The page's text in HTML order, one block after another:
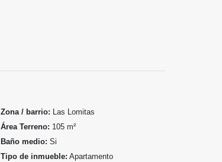
Zona / barrio: Las Lomitas
Área Terreno: 105 m²
Baño medio: Si
Tipo de inmueble: Apartamento